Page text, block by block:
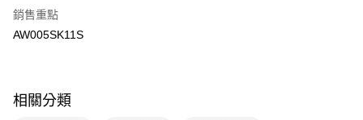
ATM／網路銀行／等多元方式進行付款，方視為交易完成。
※ 請注意：結帳手續完成當下不需立刻繳費，但若您需要取消訂單，請聯絡
購買商品的店家。未經商家同意取消之訂單仍視為有效，需透過AFTEE先享
客戶支援中心」
付款後7-11取貨
免運費
銷售重點
AW005SK11S
相關分類